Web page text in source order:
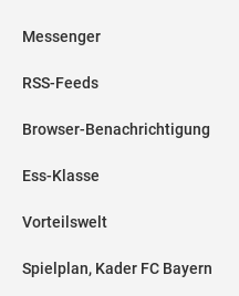
Messenger
RSS-Feeds
Browser-Benachrichtigung
Ess-Klasse
Vorteilswelt
Spielplan, Kader FC Bayern